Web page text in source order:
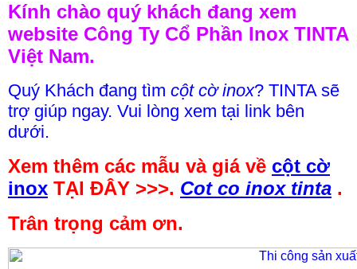
Kính chào quý khách đang xem
website Công Ty Cổ Phần Inox TINTA
Việt Nam.
Quý Khách đang tìm cột cờ inox? TINTA sẽ
trợ giúp ngay. Vui lòng xem tại link bên
dưới.
Xem thêm các mẫu và giá về cột cờ
inox TẠI ĐÂY >>>. Cot co inox tinta .
Trân trọng cảm ơn.